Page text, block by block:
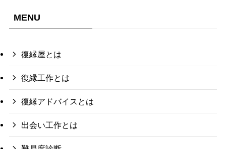
MENU
復縁屋とは
復縁工作とは
復縁アドバイスとは
出会い工作とは